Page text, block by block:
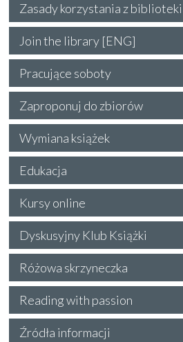
Zasady korzystania z biblioteki
Join the library [ENG]
Pracujące soboty
Zaproponuj do zbiorów
Wymiana książek
Edukacja
Kursy online
Dyskusyjny Klub Książki
Różowa skrzyneczka
Reading with passion
Źródła informacji